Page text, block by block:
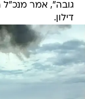
גובה", אמר מנכ"ל
דילון.